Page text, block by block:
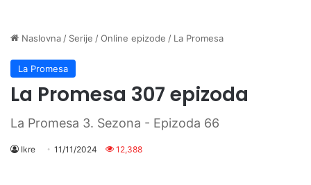
Naslovna / Serije /Online epizode / La Promesa
La Promesa
La Promesa 307 epizoda
La Promesa 3. Sezona - Epizoda 66
Ikre 11/11/2024 12,388